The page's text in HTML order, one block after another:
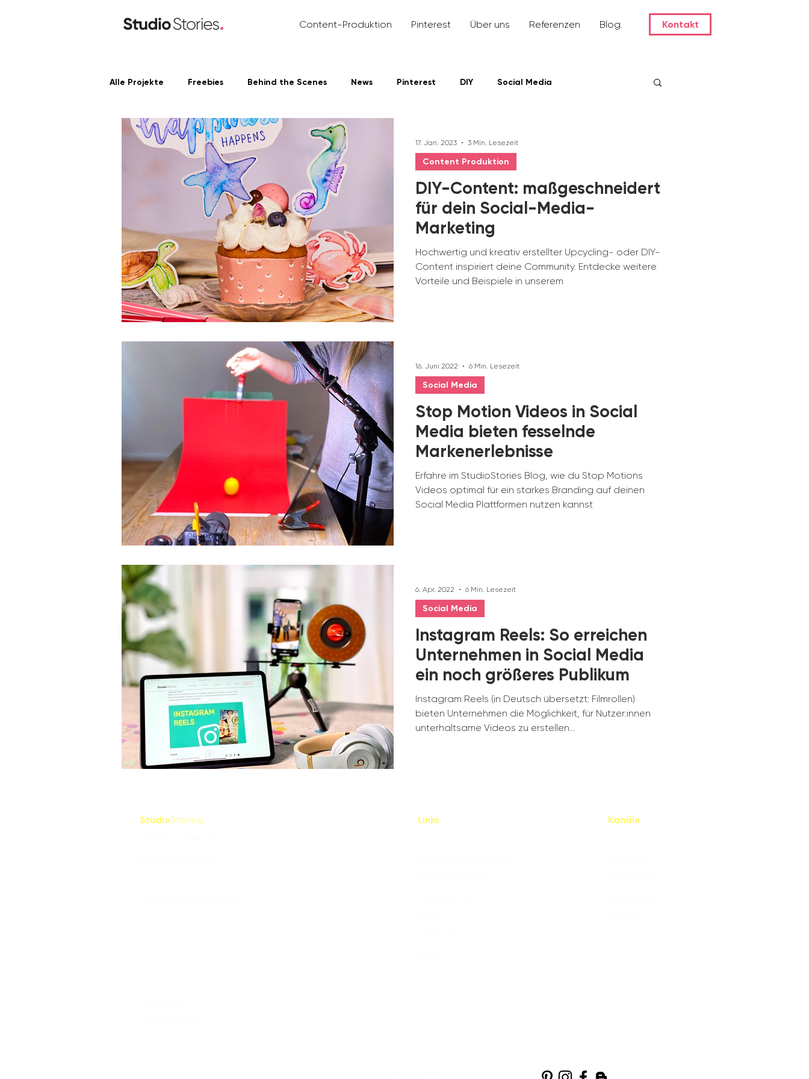
Content-Produktion Pinterest Über uns Referenzen Blog. Kontakt
Alle Projekte Freebies Behind the Scenes News Pinterest DIY Social Media
Content Produktion LinkedIn
DIY-Content: maßgeschneidert
für dein Social-Media-
Marketing
Hochwertig und kreativ erstellter Upcycling- oder DIY-
Content inspiriert deine Community. Entdecke weitere
Vorteile und Beispiele in unserem
Content Produktion
17. Jan. 2023 3 Min. Lesezeit
Stop Motion Videos in Social
Media bieten fesselnde
Markenerlebnisse
Erfahre im StudioStories Blog, wie du Stop Motions
Videos optimal für ein starkes Branding auf deinen
Social Media Plattformen nutzen kannst
Social Media
16. Juni 2022 6 Min. Lesezeit
Instagram Reels: So erreichen
Unternehmen in Social Media
ein noch größeres Publikum
Instagram Reels (in Deutsch übersetzt: Filmrollen)
bieten Unternehmen die Möglichkeit, für Nutzer:innen
unterhaltsame Videos zu erstellen...
Social Media
6. Apr. 2022 6 Min. Lesezeit
StudioStories.
Links Kanäle